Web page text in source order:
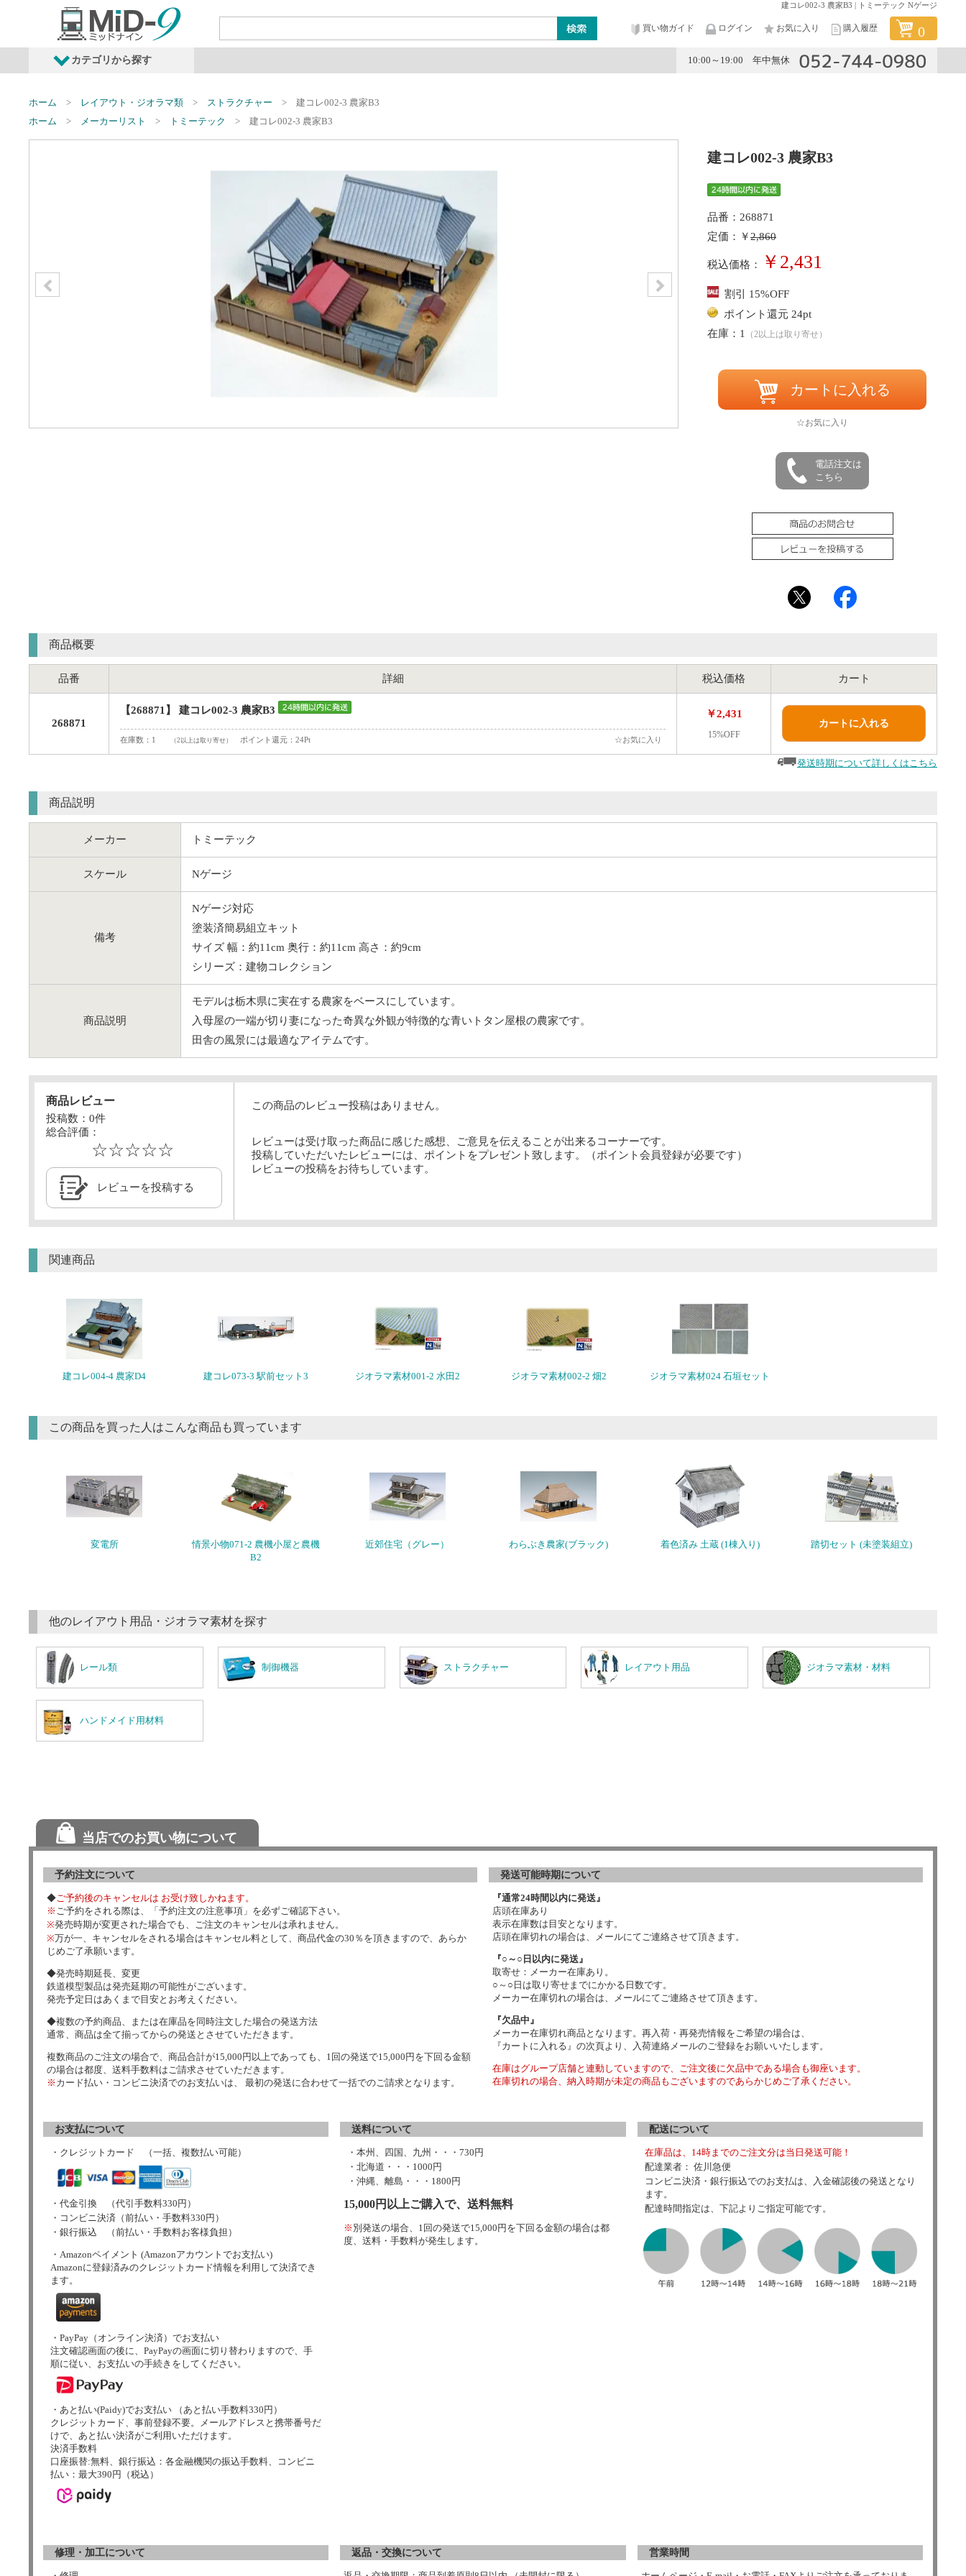
建コレ002-3 農家B3 | トミーテック Nゲージ
買い物ガイド ログイン お気に入り 購入履歴 0
カテゴリから探す 10:00～19:00 年中無休
発売予定商品 鉄道車両・オプション レイアウト・ジオラマ類
ホーム レイアウト・ジオラマ類 ストラクチャー
建コレ002-3 農家B3
ホーム
メーカーリスト トミーテック 建コレ002-3 農家B3
建コレ002-3 農家B3
品番：268871
定価：￥2,860
税込価格： ￥2,431
割引 15%OFF
ポイント還元 24pt
在庫：1 （2以上は取り寄せ）
カートに入れる
☆お気に入り
電話注文は
こちら
商品概要
品番 詳細 税込価格 カート
268871
【268871】 建コレ002-3 農家B3
在庫数：1 （2以上は取り寄せ） ポイント還元：24Pt ☆お気に入り
￥2,431
15%OFF
カートに入れる
発送時期について詳しくはこちら
商品説明
メーカー トミーテック
スケール Nゲージ
備考
Nゲージ対応
塗装済簡易組立キット
サイズ 幅：約11cm 奥行：約11cm 高さ：約9cm
シリーズ：建物コレクション
商品説明
モデルは栃木県に実在する農家をベースにしています。
入母屋の一端が切り妻になった奇異な外観が特徴的な青いトタン屋根の農家です。
田舎の風景には最適なアイテムです。
商品レビュー
投稿数： 0件
総合評価：
☆☆☆☆☆
レビューを投稿する
この商品のレビュー投稿はありません。
レビューは受け取った商品に感じた感想、ご意見を伝えることが出来るコーナーです。
投稿していただいたレビューには、ポイントをプレゼント致します。（ポイント会員登録が必要です）
レビューの投稿をお待ちしています。
関連商品
建コレ004-4 農家D4 建コレ073-3 駅前セット3 ジオラマ素材001-2 水田2 ジオラマ素材002-2 畑2 ジオラマ素材024 石垣セット
この商品を買った人はこんな商品も買っています
変電所
情景小物071-2 農機小屋と農機
B2
近郊住宅（グレー） わらぶき農家(ブラック) 着色済み 土蔵 (1棟入り) 踏切セット (未塗装組立)
他のレイアウト用品・ジオラマ素材を探す
レール類 制御機器 ストラクチャー レイアウト用品 ジオラマ素材・材料
ハンドメイド用材料
当店でのお買い物について
予約注文について
◆ご予約後のキャンセルは お受け致しかねます。
※ ご予約をされる際は、「予約注文の注意事項」を必ずご確認下さい。
※発売時期が変更された場合でも、ご注文のキャンセルは承れません。
※万が一、キャンセルをされる場合はキャンセル料として、商品代金の30％を頂きますので、あらか
じめご了承願います。
◆発売時期延長、変更
鉄道模型製品は発売延期の可能性がございます。
発売予定日はあくまで目安とお考えください。
◆複数の予約商品、または在庫品を同時注文した場合の発送方法
通常、商品は全て揃ってからの発送とさせていただきます。
複数商品のご注文の場合で、商品合計が15,000円以上であっても、1回の発送で15,000円を下回る金額
の場合は都度、送料手数料はご請求させていただきます。
※ カード払い・コンビニ決済でのお支払いは、 最初の発送に合わせて一括でのご請求となります。
発送可能時期について
『通常24時間以内に発送』
店頭在庫あり
表示在庫数は目安となります。
店頭在庫切れの場合は、メールにてご連絡させて頂きます。
『○～○日以内に発送』
取寄せ：メーカー在庫あり。
○～○日は取り寄せまでにかかる日数です。
メーカー在庫切れの場合は、メールにてご連絡させて頂きます。
『欠品中』
メーカー在庫切れ商品となります。再入荷・再発売情報をご希望の場合は、
『カートに入れる』の次頁より、入荷連絡メールのご登録をお願いいたします。
在庫はグループ店舗と連動していますので、ご注文後に欠品中である場合も御座います。
在庫切れの場合、納入時期が未定の商品もございますのであらかじめご了承ください。
お支払について
・クレジットカード （一括、複数払い可能）
・代金引換 （代引手数料330円）
・コンビニ決済（前払い・手数料330円）
・銀行振込 （前払い・手数料お客様負担）
・Amazonペイメント (Amazonアカウントでお支払い)
Amazonに登録済みのクレジットカード情報を利用して決済でき
ます。
・PayPay（オンライン決済）でお支払い
注文確認画面の後に、PayPayの画面に切り替わりますので、手
順に従い、お支払いの手続きをしてください。
・あと払い(Paidy)でお支払い （あと払い手数料330円）
クレジットカード、事前登録不要。メールアドレスと携帯番号だ
けで、あと払い決済がご利用いただけます。
決済手数料
口座振替:無料、銀行振込：各金融機関の振込手数料、コンビニ
払い：最大390円（税込）
送料について
・本州、四国、九州・・・730円
・北海道・・・1000円
・沖縄、離島・・・1800円
15,000円以上ご購入で、送料無料
※ 別発送の場合、1回の発送で15,000円を下回る金額の場合は都
度、送料・手数料が発生します。
配送について
在庫品は、14時までのご注文分は当日発送可能！
配達業者： 佐川急便
コンビニ決済・銀行振込でのお支払は、入金確認後の発送となり
ます。
配達時間指定は、下記よりご指定可能です。
修理・加工について 返品・交換について 営業時間